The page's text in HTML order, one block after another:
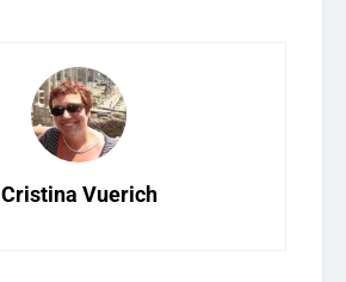
Cristina Vuerich